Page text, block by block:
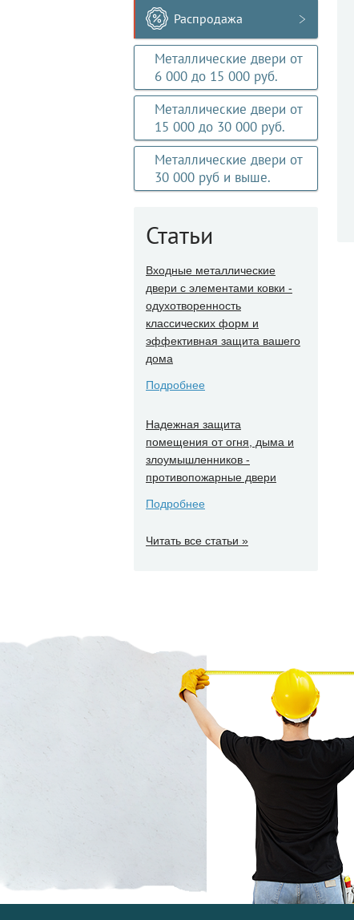
Распродажа
Металлические двери от
6 000 до 15 000 руб.
Металлические двери от
15 000 до 30 000 руб.
Металлические двери от
30 000 руб и выше.
Статьи
Входные металлические
двери с элементами ковки -
одухотворенность
классических форм и
эффективная защита вашего
дома
Подробнее
Надежная защита
помещения от огня, дыма и
злоумышленников -
противопожарные двери
Подробнее
Читать все статьи »